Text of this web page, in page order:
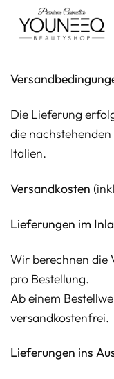
Inhalt
Die Lieferung
die
Italien.
Versandkosten
Lieferungen im
Wir berechnen die
pro Bestellung.
Ab einem
versandkostenfrei.
Lieferungen ins